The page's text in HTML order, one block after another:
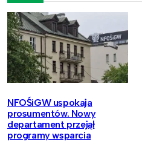
NFOŚiGW uspokaja
prosumentów. Nowy
departament przejął
programy wsparcia